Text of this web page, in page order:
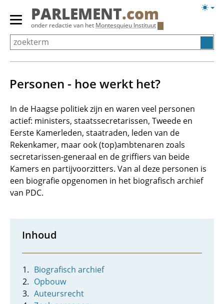
Overslaan
Primair
menu
tonen/verbergen
PARLEMENT.com
onder redactie van het Montesquieu Instituut
Personen - hoe werkt het?
In de Haagse politiek zijn en waren veel personen
actief: ministers, staatssecretarissen, Tweede en
Eerste Kamerleden, staatraden, leden van de
Rekenkamer, maar ook (top)ambtenaren zoals
secretarissen-generaal en de griffiers van beide
Kamers en partijvoorzitters. Van al deze personen is
een biografie opgenomen in het biografisch archief
van PDC.
Inhoud
Biografisch archief
Opbouw
Auteursrecht